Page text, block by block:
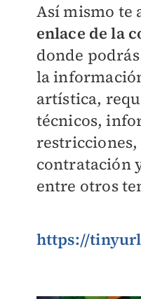
Así mismo te
enlace de la
donde
la
artística,
técnicos,
contratación
entre otros
https://